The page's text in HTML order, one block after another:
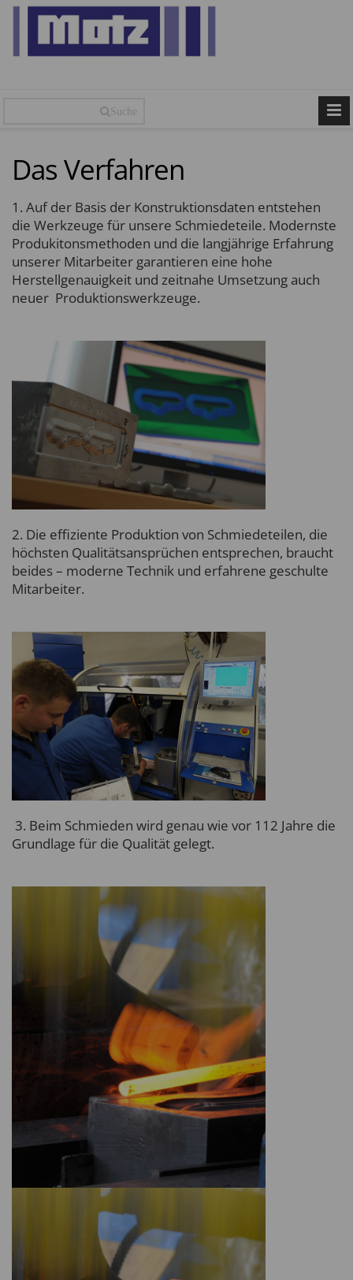
Suche
Das Verfahren
1. Auf der Basis der Konstruktionsdaten entstehen
die Werkzeuge für unsere Schmiedeteile. Modernste
Produkitonsmethoden und die langjährige Erfahrung
unserer Mitarbeiter garantieren eine hohe
Herstellgenauigkeit und zeitnahe Umsetzung auch
neuer Produktionswerkzeuge.
2. Die effiziente Produktion von Schmiedeteilen, die
höchsten Qualitätsansprüchen entsprechen, braucht
beides – moderne Technik und erfahrene geschulte
Mitarbeiter.
3. Beim Schmieden wird genau wie vor 112 Jahre die
Grundlage für die Qualität gelegt.